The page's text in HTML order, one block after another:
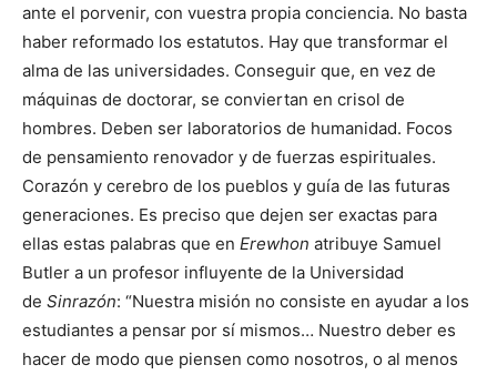
ante el porvenir, con vuestra propia conciencia. No basta
haber reformado los estatutos. Hay que transformar el
alma de las universidades. Conseguir que, en vez de
máquinas de doctorar, se conviertan en crisol de
hombres. Deben ser laboratorios de humanidad. Focos
de pensamiento renovador y de fuerzas espirituales.
Corazón y cerebro de los pueblos y guía de las futuras
generaciones. Es preciso que dejen ser exactas para
ellas estas palabras que en Erewhon atribuye Samuel
Butler a un profesor influyente de la Universidad
de Sinrazón: “Nuestra misión no consiste en ayudar a los
estudiantes a pensar por sí mismos… Nuestro deber es
hacer de modo que piensen como nosotros, o al menos